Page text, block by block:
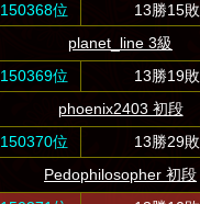
150368位
13勝15敗
planet_line 3級
150369位
13勝19敗
phoenix2403 初段
150370位
13勝29敗
Pedophilosopher 初段